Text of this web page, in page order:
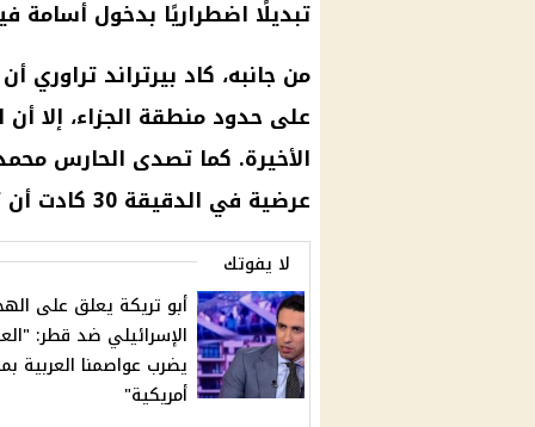
تبديلًا اضطراريًا بدخول أسامة
من جانبه، كاد بيرتراند
على حدود منطقة الجزاء، إلا
الأخيرة. كما تصدى الحارس
عرضية في الدقيقة 30 كادت أن تسكن شباكه.
لا يفوتك
أبو تريكة يعلق على
الإسرائيلي ضد قطر:
يضرب عواصمنا العربية
أمريكية"